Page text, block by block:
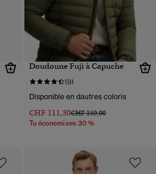
Doudoune Fuji à Capuche
(9)
Disponible en dautres coloris
CHF 111,30Prix réduit de
CHF 159,00à
Tu économises 30 %